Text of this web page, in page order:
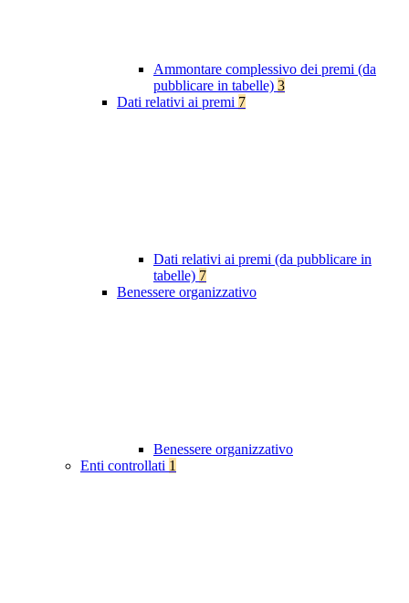
Ammontare complessivo dei premi (da
pubblicare in tabelle) 3
Dati relativi ai premi 7
Dati relativi ai premi (da pubblicare in
tabelle) 7
Benessere organizzativo
Benessere organizzativo
Enti controllati 1